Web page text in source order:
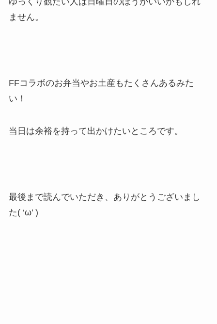
ません。
FFコラボのお弁当やお土産もたくさんあるみた
い！
当日は余裕を持って出かけたいところです。
最後まで読んでいただき、ありがとうございまし
た( ‘ω’ )